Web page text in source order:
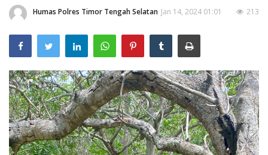
Binkam
Lantas
Giat Ops
Polisi Kita
Jurnal Kamtibmas
Humas Polres Timor Tengah Selatan Jan 14, 2024 01:01 213